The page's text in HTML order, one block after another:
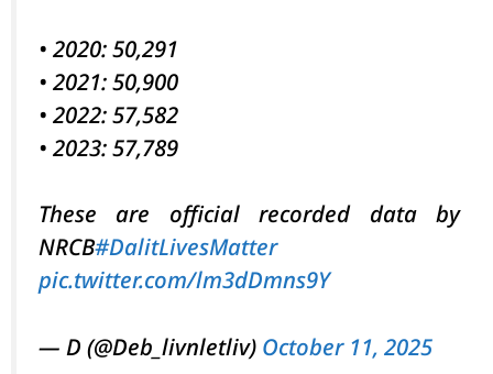
• 2020: 50,291
• 2021: 50,900
• 2022: 57,582
• 2023: 57,789
These are official recorded data by
NRCB#DalitLivesMatter
pic.twitter.com/lm3dDmns9Y
— D (@Deb_livnletliv) October 11, 2025